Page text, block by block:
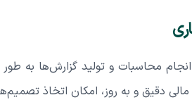
انجام محاسبات و تولید گزارش‌ها
دقیق و به روز، امکان اتخاذ